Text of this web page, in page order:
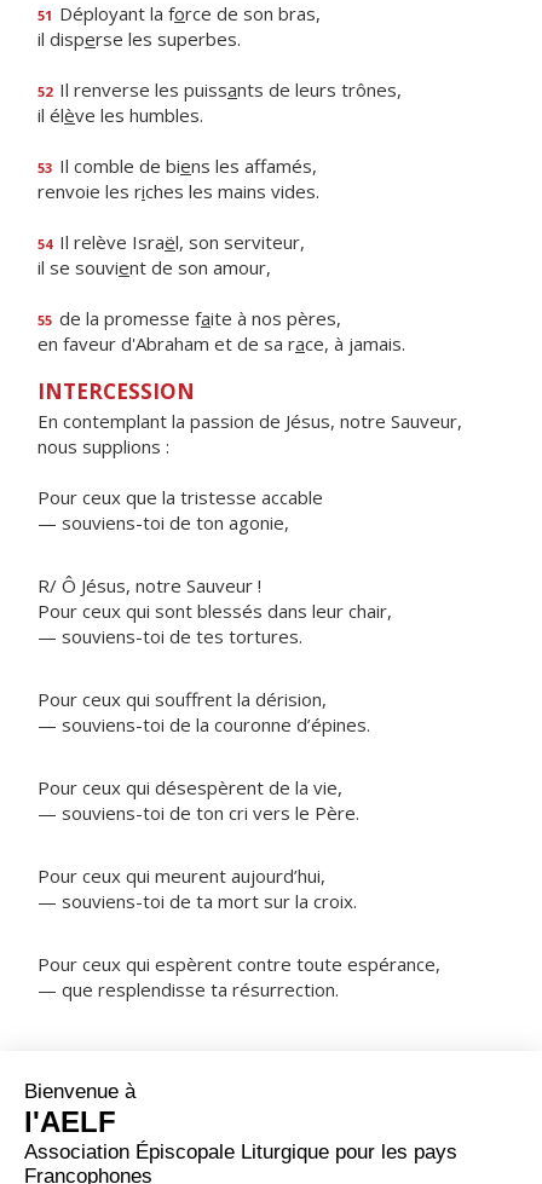
51 Déployant la force de son bras,
il disperse les superbes.
52 Il renverse les puissants de leurs trônes,
il élève les humbles.
53 Il comble de biens les affamés,
renvoie les riches les mains vides.
54 Il relève Israël, son serviteur,
il se souvient de son amour,
55 de la promesse faite à nos pères,
en faveur d'Abraham et de sa race, à jamais.
INTERCESSION
En contemplant la passion de Jésus, notre Sauveur,
nous supplions :
Pour ceux que la tristesse accable
— souviens-toi de ton agonie,
R/ Ô Jésus, notre Sauveur !
Pour ceux qui sont blessés dans leur chair,
— souviens-toi de tes tortures.
Pour ceux qui souffrent la dérision,
— souviens-toi de la couronne d’épines.
Pour ceux qui désespèrent de la vie,
— souviens-toi de ton cri vers le Père.
Pour ceux qui meurent aujourd’hui,
— souviens-toi de ta mort sur la croix.
Pour ceux qui espèrent contre toute espérance,
— que resplendisse ta résurrection.
ORAISON
Dieu qui as fait de saint Thomas d'Aquin un modèle
admirable par sa recherche d'une vie sainte et son